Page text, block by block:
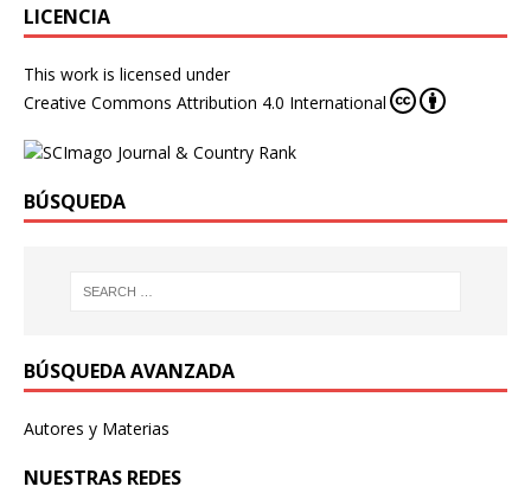
LICENCIA
This work is licensed under
Creative Commons Attribution 4.0 International
BÚSQUEDA
BÚSQUEDA AVANZADA
Autores y Materias
NUESTRAS REDES